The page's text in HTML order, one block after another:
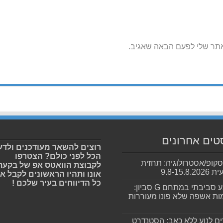
שלי לפעם הבאה שאגיב.
אחרונים
אסטרולוגיה: תחזית
מפגע סביבתי במתחם G סביון:
אשפה שלא פונו מעוררות
לנוע ללא כאב: הסטנדרט
רוצים להשאר מעודכנים
הכל לפני כולם? הצטרפו
לקבוצת הוואטס אפ של
אונו ותהיו הראשונים לקבל
כל הדיווחים בעיר שלכם !